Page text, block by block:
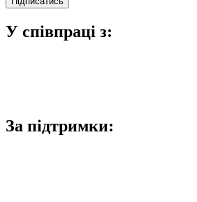
У співпраці з:
За підтримки: